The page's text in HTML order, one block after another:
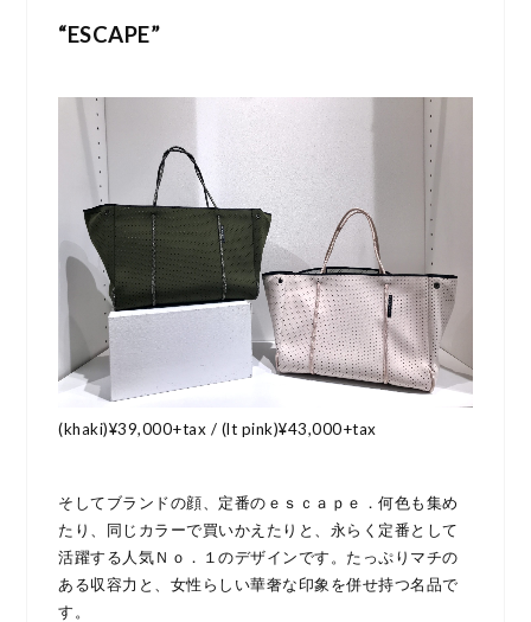
“ESCAPE”
(khaki)¥39,000+tax / (lt pink)¥43,000+tax
そしてブランドの顔、定番のｅｓｃａｐｅ．何色も集め
たり、同じカラーで買いかえたりと、永らく定番として
活躍する人気Ｎｏ．１のデザインです。たっぷりマチの
ある収容力と、女性らしい華奢な印象を併せ持つ名品で
す。